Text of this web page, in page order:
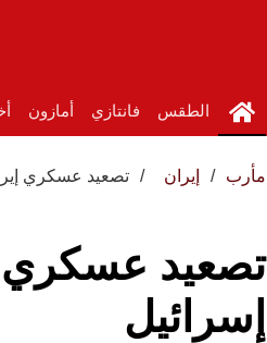
الطقس فانتازي أمازون
مأرب إيران تصعيد عسكري
تصعيد عسكري
إسرائيل